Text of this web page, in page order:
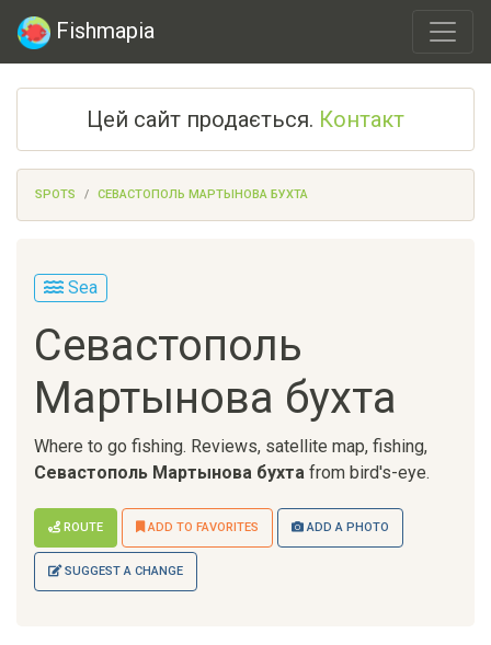
Fishmapia
Цей сайт продається. Контакт
SPOTS СЕВАСТОПОЛЬ МАРТЫНОВА БУХТА
Sea
Севастополь
Мартынова бухта
Where to go fishing. Reviews, satellite map, fishing,
Севастополь Мартынова бухта from bird's-eye.
ROUTE ADD TO FAVORITES ADD A PHOTO
SUGGEST A CHANGE